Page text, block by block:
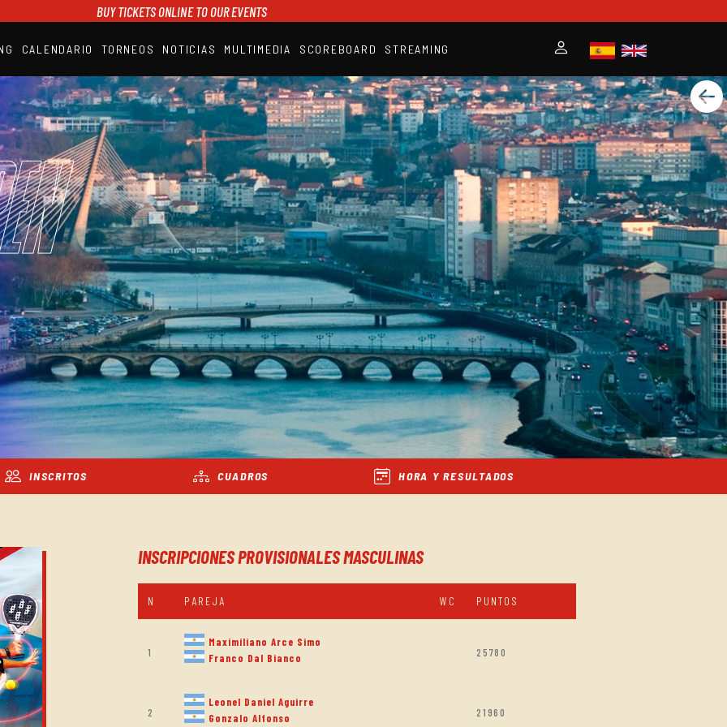
BUY TICKETS ONLINE TO OUR EVENTS
CALENDARIO TORNEOS NOTICIAS MULTIMEDIA SCOREBOARD STREAMING
A1PADEL
RANKING
CALENDARIO
TORNEOS
NOTICIAS
MULTIMEDIA
SCOREBOARD
STREAMING
INSCRITOS CUADROS HORA Y RESULTADOS
INSCRIPCIONES PROVISIONALES MASCULINAS
N PAREJA WC PUNTOS
1
Maximiliano Arce Simo
Franco Dal Bianco
25780
2
Leonel Daniel Aguirre
Gonzalo Alfonso
21960